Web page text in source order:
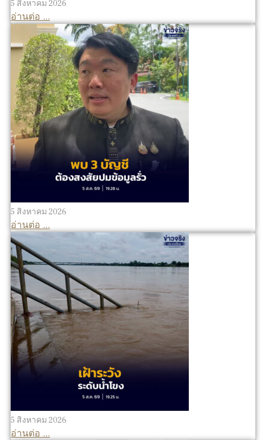
5 สิงหาคม 2026
อ่านต่อ ...
5 สิงหาคม 2026
อ่านต่อ ...
5 สิงหาคม 2026
อ่านต่อ ...